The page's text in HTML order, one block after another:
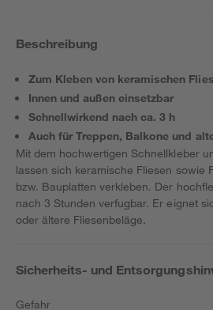
Beschreibung
Zum Kleben von keramischen
Innen und außen einsetzbar
Schnellwirkend nach ca. 3 h
Auch für Treppen, Balkone und
Mit dem hochwertigen Schnellkleber
lassen sich keramische Fliesen sowie
bzw. Bauplatten verkleben. Der
nach 3 Stunden verfugbar. Er eignet
oder ältere Fliesenbeläge.
Sicherheits- und
Gefahr